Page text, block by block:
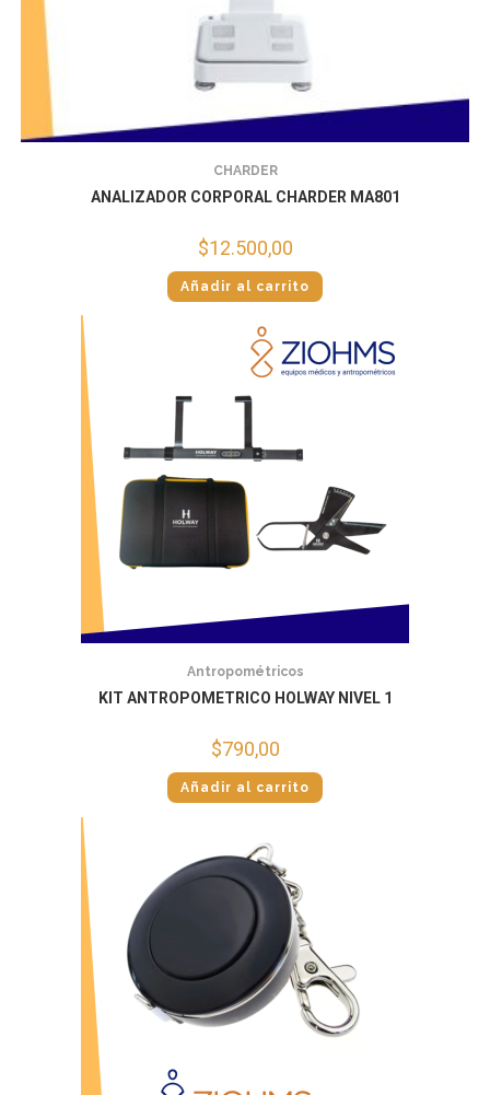
CHARDER
ANALIZADOR CORPORAL CHARDER MA801
$12.500,00
Añadir al carrito
Antropométricos
KIT ANTROPOMETRICO HOLWAY NIVEL 1
$790,00
Añadir al carrito